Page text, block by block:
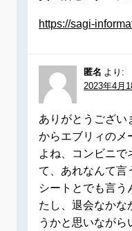
https://sagi-
匿名
より:
2023年4月
ありがとうござい
からエブリィのメ
よね、コンビニ
て、あれなんて言
シートとでも言う
たし、退会なかな
うかと思いながら